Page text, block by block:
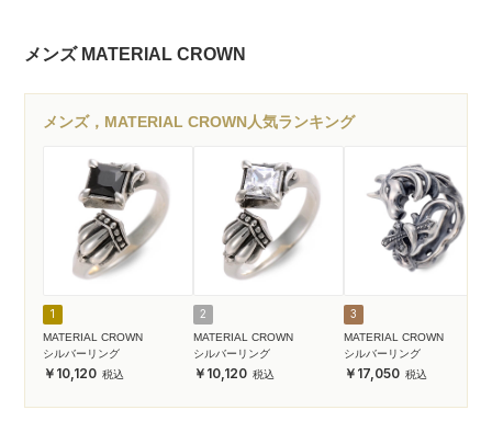
メンズ MATERIAL CROWN
メンズ，MATERIAL CROWN人気ランキング
1
MATERIAL CROWN
シルバーリング
10,120
2
MATERIAL CROWN
シルバーリング
10,120
3
MATERIAL CROWN
シルバーリング
17,050